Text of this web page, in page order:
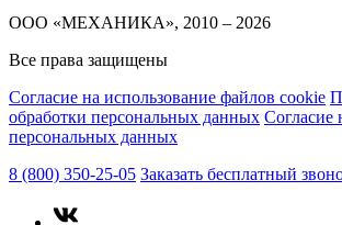
ООО «МЕХАНИКА», 2010 – 2026
Все права защищены
Согласие на использование файлов cookie
обработки персональных данных Согласие
персональных данных
8 (800) 350-25-05 Заказать бесплатный